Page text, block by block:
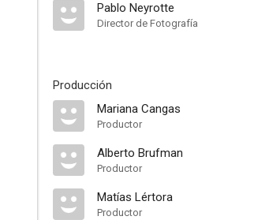
Pablo Neyrotte
Director de Fotografía
Producción
Mariana Cangas
Productor
Alberto Brufman
Productor
Matías Lértora
Productor